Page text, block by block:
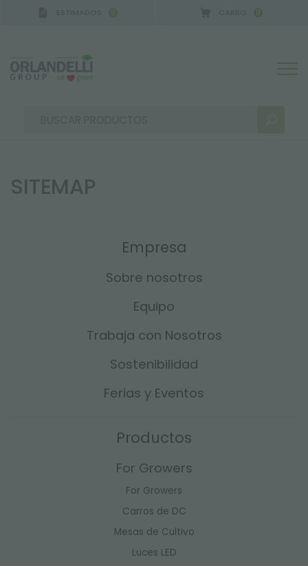
0 0
SITEMAP
Empresa
Sobre nosotros
Equipo
Trabaja con Nosotros
Sostenibilidad
Ferias y Eventos
Productos
For Growers
For Growers
Carros de DC
Mesas de Cultivo
Luces LED